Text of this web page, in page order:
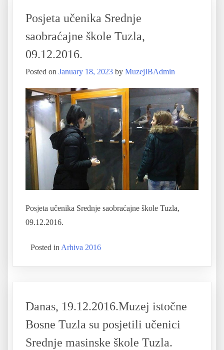
Posjeta učenika Srednje
saobraćajne škole Tuzla,
09.12.2016.
Posted on January 18, 2023 by MuzejIBAdmin
Posjeta učenika Srednje saobraćajne škole Tuzla,
09.12.2016.
Posted in Arhiva 2016
Danas, 19.12.2016.Muzej istočne
Bosne Tuzla su posjetili učenici
Srednje masinske škole Tuzla.